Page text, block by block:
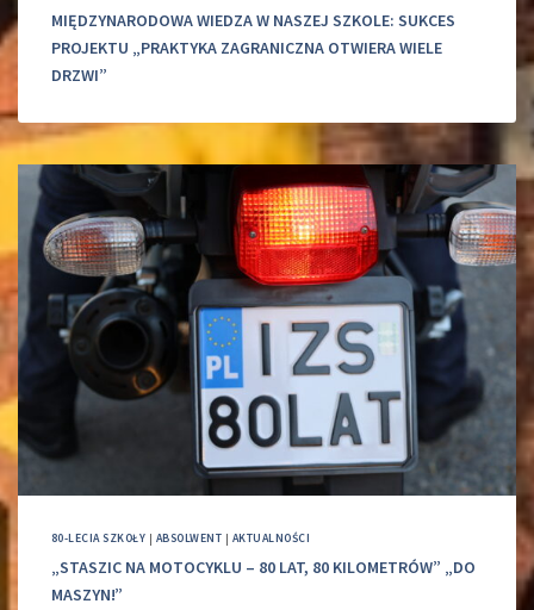
MIĘDZYNARODOWA WIEDZA W NASZEJ SZKOLE: SUKCES
PROJEKTU „PRAKTYKA ZAGRANICZNA OTWIERA WIELE
DRZWI”
80-LECIA SZKOŁY | ABSOLWENT | AKTUALNOŚCI
„STASZIC NA MOTOCYKLU – 80 LAT, 80 KILOMETRÓW” „DO
MASZYN!”